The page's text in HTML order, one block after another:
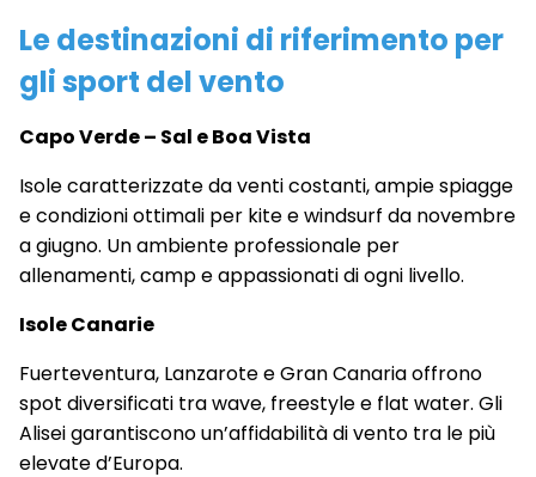
Le destinazioni di riferimento per
gli sport del vento
Capo Verde – Sal e Boa Vista
Isole caratterizzate da venti costanti, ampie spiagge
e condizioni ottimali per kite e windsurf da novembre
a giugno. Un ambiente professionale per
allenamenti, camp e appassionati di ogni livello.
Isole Canarie
Fuerteventura, Lanzarote e Gran Canaria offrono
spot diversificati tra wave, freestyle e flat water. Gli
Alisei garantiscono un’affidabilità di vento tra le più
elevate d’Europa.